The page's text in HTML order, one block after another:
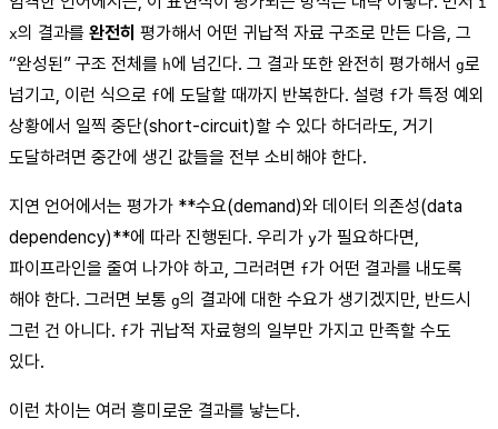
x의 결과를 완전히 평가해서 어떤 귀납적 자료 구조로 만든 다음, 그
“완성된” 구조 전체를 h에 넘긴다. 그 결과 또한 완전히 평가해서 g로
넘기고, 이런 식으로 f에 도달할 때까지 반복한다. 설령 f가 특정 예외
상황에서 일찍 중단(short-circuit)할 수 있다 하더라도, 거기
도달하려면 중간에 생긴 값들을 전부 소비해야 한다.
지연 언어에서는 평가가 **수요(demand)와 데이터 의존성(data
dependency)**에 따라 진행된다. 우리가 y가 필요하다면,
파이프라인을 줄여 나가야 하고, 그러려면 f가 어떤 결과를 내도록
해야 한다. 그러면 보통 g의 결과에 대한 수요가 생기겠지만, 반드시
그런 건 아니다. f가 귀납적 자료형의 일부만 가지고 만족할 수도
있다.
이런 차이는 여러 흥미로운 결과를 낳는다.